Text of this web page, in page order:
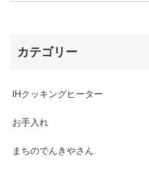
カテゴリー
IHクッキングヒーター
お手入れ
まちのでんきやさん